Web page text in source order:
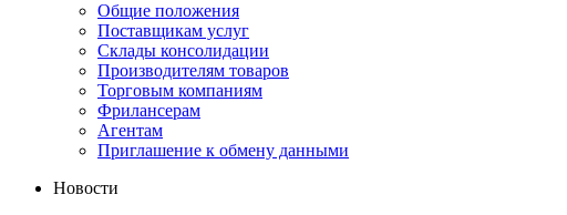
Общие положения
Поставщикам услуг
Склады консолидации
Производителям товаров
Торговым компаниям
Фрилансерам
Агентам
Приглашение к обмену данными
Новости